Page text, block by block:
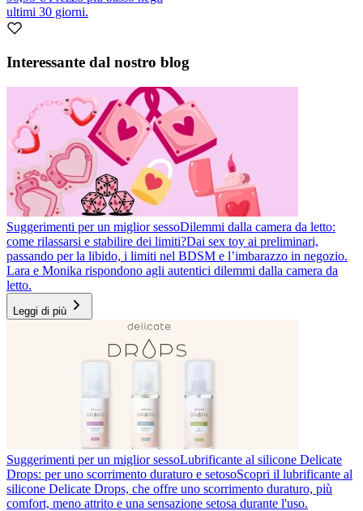
ultimi 30 giorni.
Interessante dal nostro blog
Suggerimenti per un miglior sessoDilemmi dalla camera da letto:
come rilassarsi e stabilire dei limiti?Dai sex toy ai preliminari,
passando per la libido, i limiti nel BDSM e l’imbarazzo in negozio.
Lara e Monika rispondono agli autentici dilemmi dalla camera da
letto.
Leggi di più
Suggerimenti per un miglior sessoLubrificante al silicone Delicate
Drops: per uno scorrimento duraturo e setosoScopri il lubrificante al
silicone Delicate Drops, che offre uno scorrimento duraturo, più
comfort, meno attrito e una sensazione setosa durante l'uso.